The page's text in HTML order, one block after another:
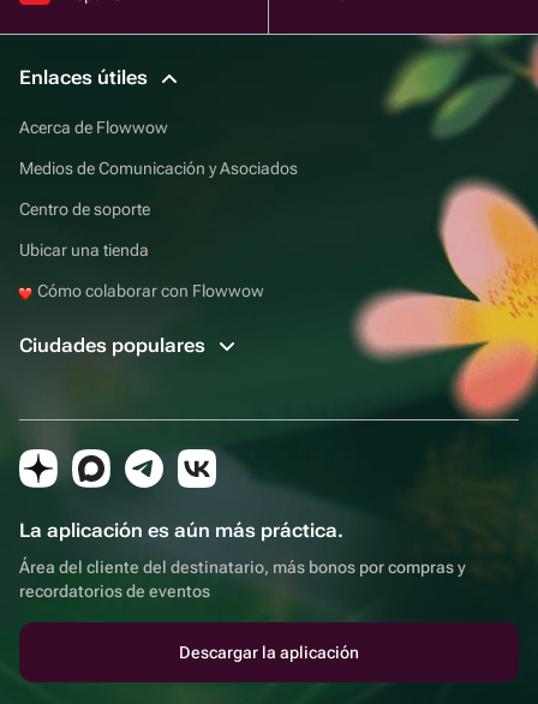
Enlaces útiles
Acerca de Flowwow
Medios de Comunicación y Asociados
Centro de soporte
Ubicar una tienda
Cómo colaborar con Flowwow
Ciudades populares
La aplicación es aún más práctica.
Área del cliente del destinatario, más bonos por compras y
recordatorios de eventos
Descargar la aplicación